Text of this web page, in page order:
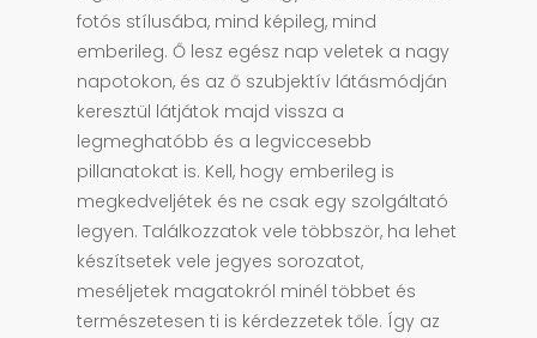
fotós stílusába, mind képileg, mind
emberileg. Ő lesz egész nap veletek a nagy
napotokon, és az ő szubjektív látásmódján
keresztül látjátok majd vissza a
legmeghatóbb és a legviccesebb
pillanatokat is. Kell, hogy emberileg is
megkedveljétek és ne csak egy szolgáltató
legyen. Találkozzatok vele többször, ha lehet
készítsetek vele jegyes sorozatot,
meséljetek magatokról minél többet és
természetesen ti is kérdezzetek tőle. Így az